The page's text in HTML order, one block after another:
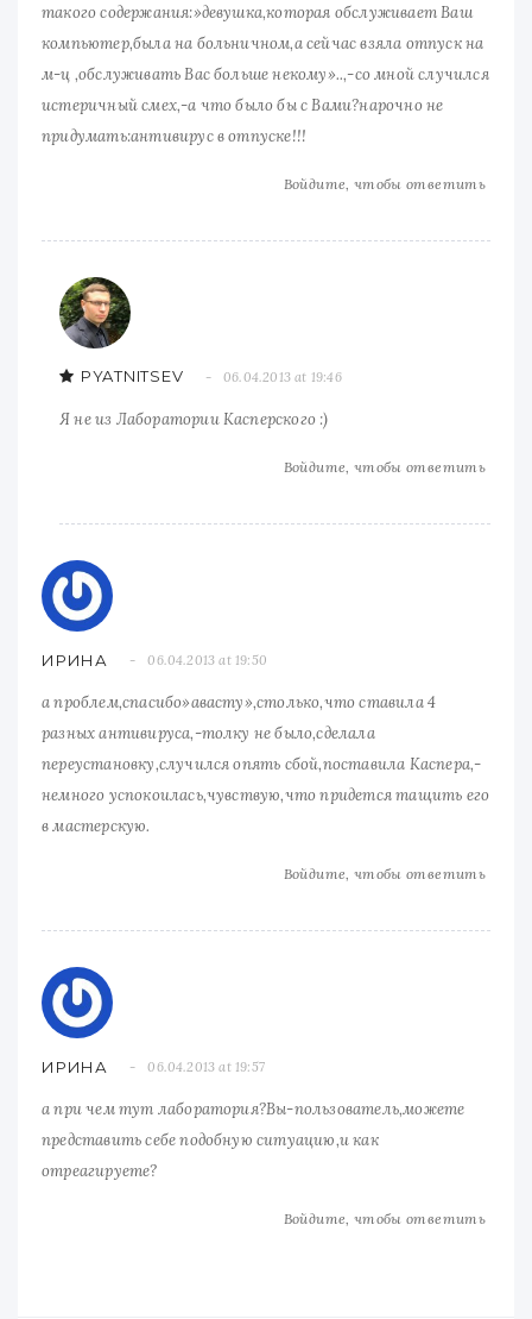
такого содержания:»девушка,которая обслуживает Ваш
компьютер,была на больничном,а сейчас взяла отпуск на
м-ц ,обслуживать Вас больше некому»..,-со мной случился
истеричный смех,-а что было бы с Вами?нарочно не
придумать:антивирус в отпуске!!!
Войдите, чтобы ответить
PYATNITSEV 06.04.2013 at 19:46
Я не из Лаборатории Касперского :)
Войдите, чтобы ответить
ИРИНА 06.04.2013 at 19:50
а проблем,спасибо»авасту»,столько,что ставила 4
разных антивируса,-толку не было,сделала
переустановку,случился опять сбой,поставила Каспера,-
немного успокоилась,чувствую,что придется тащить его
в мастерскую.
Войдите, чтобы ответить
ИРИНА 06.04.2013 at 19:57
а при чем тут лаборатория?Вы-пользователь,можете
представить себе подобную ситуацию,и как
отреагируете?
Войдите, чтобы ответить